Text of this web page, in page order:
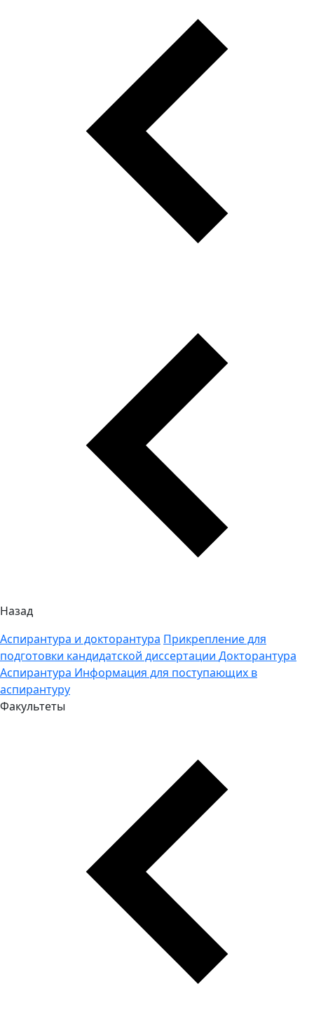
Назад
Аспирантура и докторантура Прикрепление для
подготовки кандидатской диссертации Докторантура
Аспирантура Информация для поступающих в
аспирантуру
Факультеты